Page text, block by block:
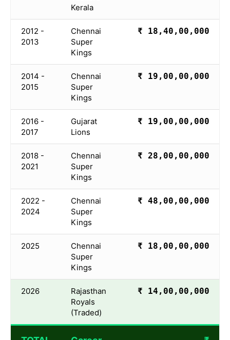
Kerala
2012 -
2013
Chennai
Super
Kings
₹ 18,40,00,000
2014 -
2015
Chennai
Super
Kings
₹ 19,00,00,000
2016 -
2017
Gujarat
Lions
₹ 19,00,00,000
2018 -
2021
Chennai
Super
Kings
₹ 28,00,00,000
2022 -
2024
Chennai
Super
Kings
₹ 48,00,00,000
2025
Chennai
Super
Kings
₹ 18,00,00,000
2026
Rajasthan
Royals
(Traded)
₹ 14,00,00,000